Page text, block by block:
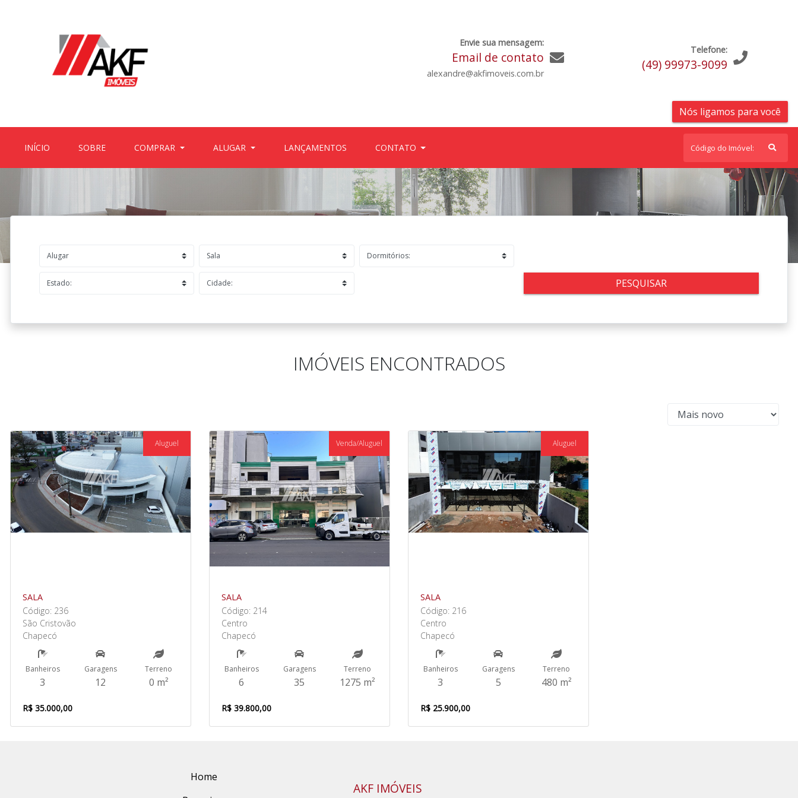
Envie sua mensagem:
Email de contato
alexandre@akfimoveis.com.br
Telefone:
(49) 99973-9099
Nós ligamos para você
INÍCIO (CURRENT)SOBRE(CURRENT)COMPRAR ALUGAR LANÇAMENTOS CONTATO
PESQUISAR
IMÓVEIS ENCONTRADOS
Aluguel
SALA
Código: 236
São Cristovão
Chapecó
Banheiros
3
Garagens
12
Terreno
0 m²
R$ 35.000,00
Venda/Aluguel
SALA
Código: 214
Centro
Chapecó
Banheiros
6
Garagens
35
Terreno
1275 m²
R$ 39.800,00
Aluguel
SALA
Código: 216
Centro
Chapecó
Banheiros
3
Garagens
5
Terreno
480 m²
R$ 25.900,00
Home
AKF IMÓVEIS